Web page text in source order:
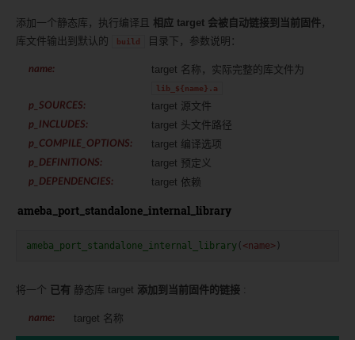
添加一个静态库，执行编译且 相应 target 会被自动链接到当前固件 ，
库文件输出到默认的
build 目录下，参数说明：
name: target 名称，实际完整的库文件为
lib_${name}.a
p_SOURCES: target 源文件
p_INCLUDES: target 头文件路径
p_COMPILE_OPTIONS: target 编译选项
p_DEFINITIONS: target 预定义
p_DEPENDENCIES: target 依赖
ameba_port_standalone_internal_library
ameba_port_standalone_internal_library ( <name> )
将一个 已有 静态库 target 添加到当前固件的链接 :
name: target 名称